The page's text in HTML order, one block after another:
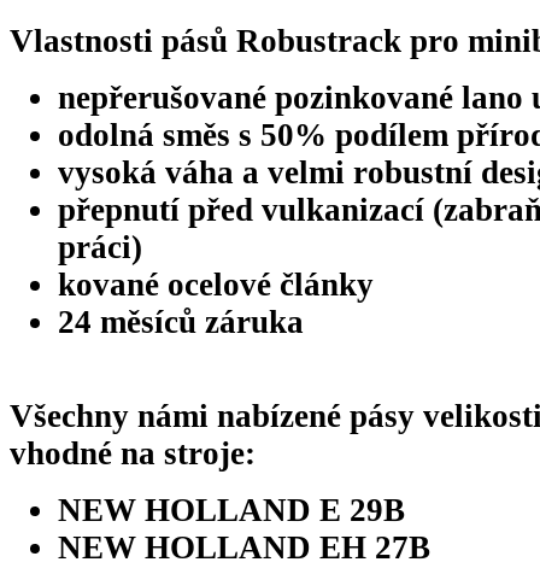
Vlastnosti pásů Robustrack pro
nepřerušované pozinkované lano
odolná směs s 50% podílem
vysoká váha a velmi robustní
přepnutí před vulkanizací
práci)
kované ocelové články
24 měsíců záruka
Všechny námi nabízené pásy
vhodné na stroje:
NEW HOLLAND E 29B
NEW HOLLAND EH 27B